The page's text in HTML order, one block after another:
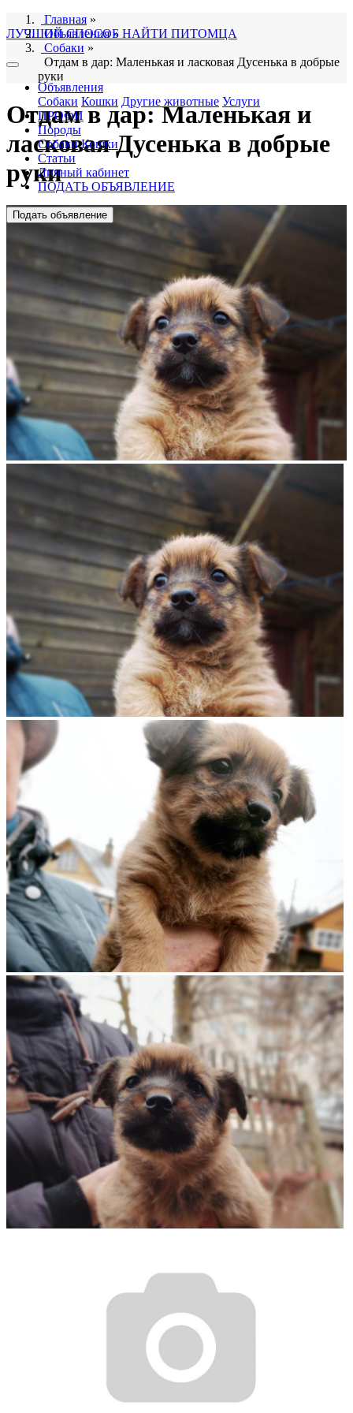
ЛУЧШИЙ СПОСОБ НАЙТИ ПИТОМЦА
Объявления
Собаки Кошки Другие животные Услуги
ПРОФИ
Породы
Собаки Кошки
Статьи
Личный кабинет
ПОДАТЬ ОБЪЯВЛЕНИЕ
Подать объявление
Главная »
Объявления»
Собаки »
Отдам в дар: Маленькая и ласковая Дусенька в добрые
руки
Отдам в дар: Маленькая и
ласковая Дусенька в добрые
руки